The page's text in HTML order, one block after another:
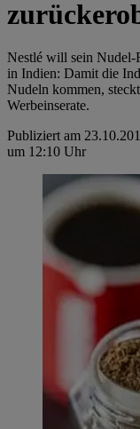
Nestlé will sein Nudel-
in Indien: Damit die
Nudeln kommen,
Werbeinserate.
Publiziert am
um 12:10 Uhr